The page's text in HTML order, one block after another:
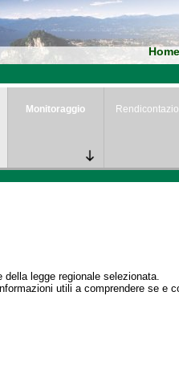
Monitoraggio
della legge regionale selezionata.
utili a comprendere se e